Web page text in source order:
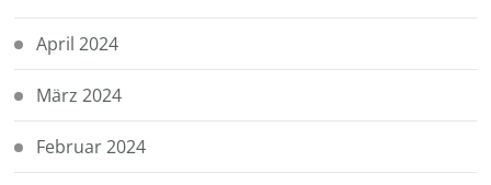
April 2024
März 2024
Februar 2024